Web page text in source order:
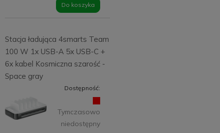
Do koszyka
Stacja ładująca 4smarts Team
100 W 1x USB-A 5x USB-C +
6x kabel Kosmiczna szarość -
Space gray
Dostępność:
Tymczasowo
niedostępny